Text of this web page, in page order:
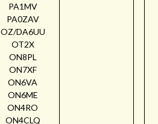
PA1MV
PA0ZAV
OZ/DA6UU
OT2X
ON8PL
ON7XF
ON6VA
ON6ME
ON4RO
ON4CLQ